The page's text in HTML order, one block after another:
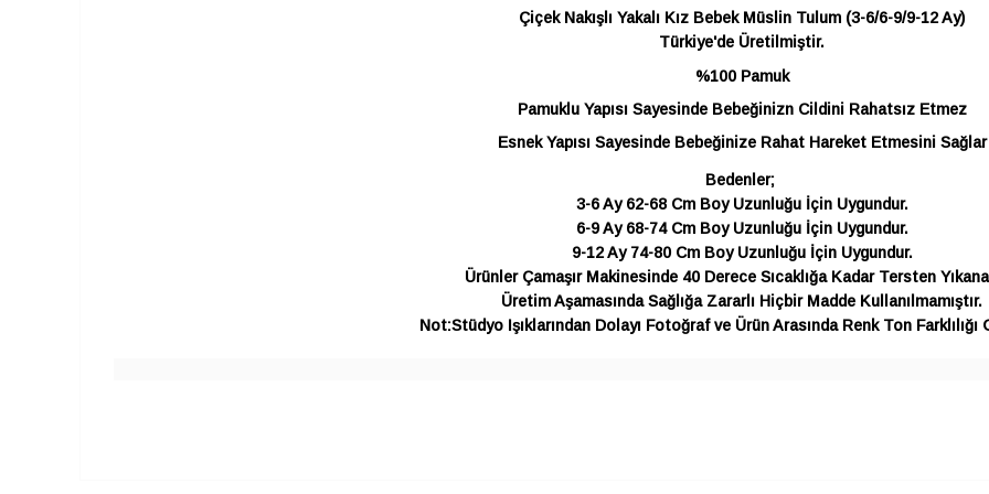
Çiçek Nakışlı Yakalı Kız Bebek Müslin Tulum (3-6/6-9/9-12 Ay)
Türkiye'de Üretilmiştir.
%100 Pamuk
Pamuklu Yapısı Sayesinde Bebeğinizn Cildini Rahatsız Etmez
Esnek Yapısı Sayesinde Bebeğinize Rahat Hareket Etmesini Sağlar
Bedenler;
3-6 Ay 62-68 Cm Boy Uzunluğu İçin Uygundur.
6-9 Ay 68-74 Cm Boy Uzunluğu İçin Uygundur.
9-12 Ay 74-80 Cm Boy Uzunluğu İçin Uygundur.
Ürünler Çamaşır Makinesinde 40 Derece Sıcaklığa Kadar Tersten
Üretim Aşamasında Sağlığa Zararlı Hiçbir Madde Kullanılmamıştır.
Not:Stüdyo Işıklarından Dolayı Fotoğraf ve Ürün Arasında Renk Ton Farklılığı